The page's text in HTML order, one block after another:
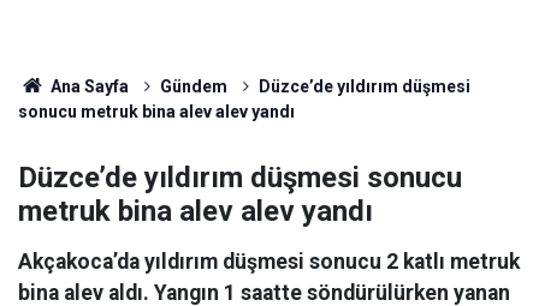
Ana Sayfa Gündem
Düzce’de yıldırım düşmesi
sonucu metruk bina alev alev yandı
Düzce’de yıldırım düşmesi sonucu
metruk bina alev alev yandı
Akçakoca’da yıldırım düşmesi sonucu 2 katlı metruk
bina alev aldı. Yangın 1 saatte söndürülürken yanan